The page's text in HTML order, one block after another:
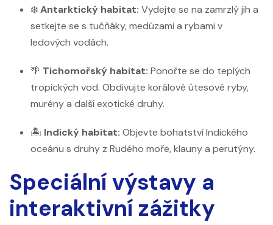
❄️Antarktický habitat: Vydejte se na zamrzlý jih a
setkejte se s tučňáky, medúzami a rybami v
ledových vodách.
🌴 Tichomořský habitat: Ponořte se do teplých
tropických vod. Obdivujte korálové útesové ryby,
murény a další exotické druhy.
🏝️ Indický habitat: Objevte bohatství Indického
oceánu s druhy z Rudého moře, klauny a perutýny.
Speciální výstavy a
interaktivní zážitky